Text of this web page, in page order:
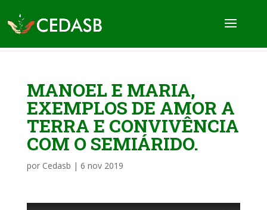
MANOEL E MARIA,
EXEMPLOS DE AMOR A
TERRA E CONVIVÊNCIA
COM O SEMIÁRIDO.
por Cedasb | 6 nov 2019